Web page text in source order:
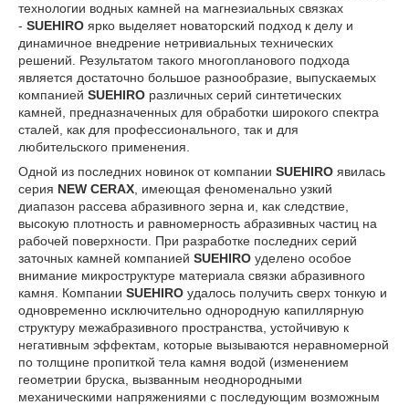
технологии водных камней на магнезиальных связках
- SUEHIRO ярко выделяет новаторский подход к делу и
динамичное внедрение нетривиальных технических
решений. Результатом такого многопланового подхода
является достаточно большое разнообразие, выпускаемых
компанией SUEHIRO различных серий синтетических
камней, предназначенных для обработки широкого спектра
сталей, как для профессионального, так и для
любительского применения.
Одной из последних новинок от компании SUEHIRO явилась
серия NEW CERAX , имеющая феноменально узкий
диапазон рассева абразивного зерна и, как следствие,
высокую плотность и равномерность абразивных частиц на
рабочей поверхности. При разработке последних серий
заточных камней компанией SUEHIRO уделено особое
внимание микроструктуре материала связки абразивного
камня. Компании SUEHIRO удалось получить сверх тонкую и
одновременно исключительно однородную капиллярную
структуру межабразивного пространства, устойчивую к
негативным эффектам, которые вызываются неравномерной
по толщине пропиткой тела камня водой (изменением
геометрии бруска, вызванным неоднородными
механическими напряжениями с последующим возможным